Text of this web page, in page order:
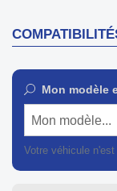
Mon modèle
Mon modèle...
Votre véhicule